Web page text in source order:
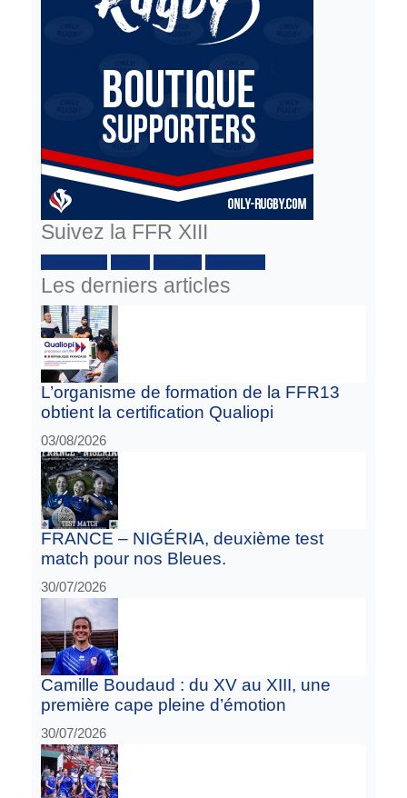
Suivez la FFR XIII
Les derniers articles
L’organisme de formation de la FFR13
obtient la certification Qualiopi
03/08/2026
FRANCE – NIGÉRIA, deuxième test
match pour nos Bleues.
30/07/2026
Camille Boudaud : du XV au XIII, une
première cape pleine d’émotion
30/07/2026